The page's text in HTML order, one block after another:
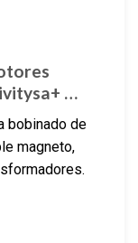
…
bobinado de
magneto,